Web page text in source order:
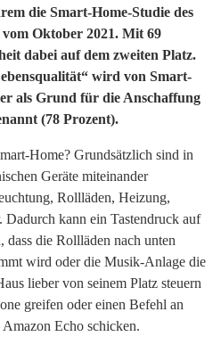
die Smart-Home-Studie des
Oktober 2021. Mit 69
dabei auf dem zweiten Platz.
wird von Smart-
als Grund für die Anschaffung
(78 Prozent).
Home? Grundsätzlich sind in
Geräte miteinander
Rollläden, Heizung,
kann ein Tastendruck auf
dass die Rollläden nach unten
wird oder die Musik-Anlage die
lieber von seinem Platz steuern
greifen oder einen Befehl an
Amazon Echo schicken.